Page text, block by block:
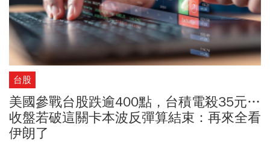
台股
美國參戰台股跌逾400點，台積電殺35元…
收盤若破這關卡本波反彈算結束：再來全看
伊朗了